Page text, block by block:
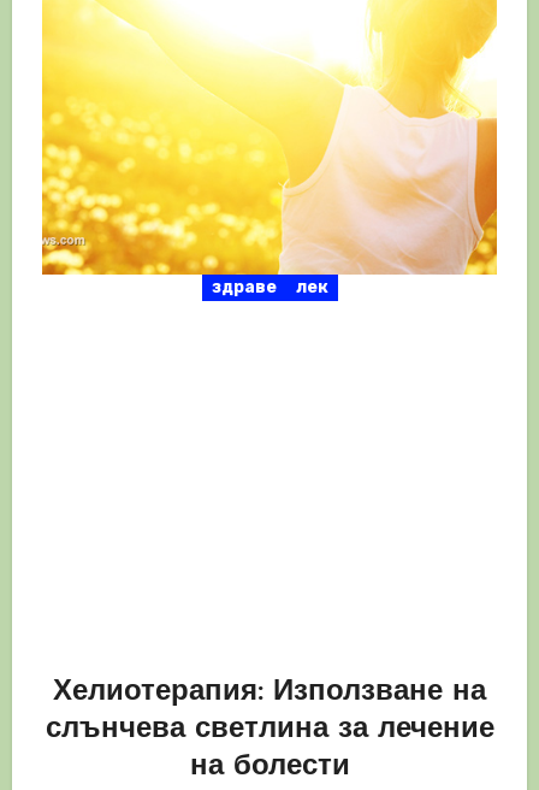
здраве лек
Хелиотерапия: Използване на
слънчева светлина за лечение
на болести